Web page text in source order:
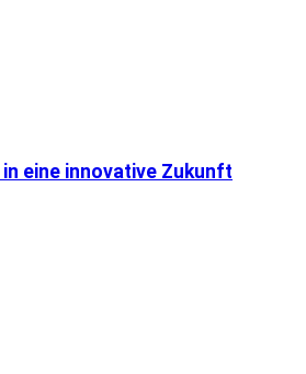
eine innovative Zukunft